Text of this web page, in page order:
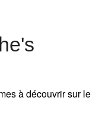
à découvrir sur le